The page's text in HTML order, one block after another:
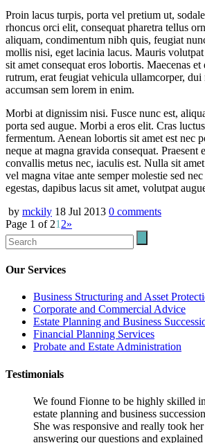
Proin lacus turpis, porta vel pretium ut,
rhoncus orci elit, consequat pharetra tellus
aliquam, condimentum nibh quis, feugiat
mollis nisi, eget lacinia lacus. Mauris
sit amet consequat eros lobortis. Maecenas
rutrum, erat feugiat vehicula ullamcorper,
accumsan sem lorem in enim.
Morbi at dignissim nisi. Fusce nunc est,
porta sed augue. Morbi a eros elit. Cras
fermentum. Aenean lobortis sit amet est nec
neque at magna gravida consequat. Praesent
convallis metus nec, iaculis est. Nulla sit
vel magna vitae ante semper molestie sed
egestas, dapibus lacus sit amet, volutpat
by mckily 18 Jul 2013 0 comments
Page 1 of 21 2»
Our Services
Business Structuring and Asset
Corporate and Commercial Advice
Estate Planning and Business
Financial Planning Services
Probate and Estate Administration
Testimonials
We found Fionne to be highly skilled
estate planning and business
She was responsive and really took
answering our questions and